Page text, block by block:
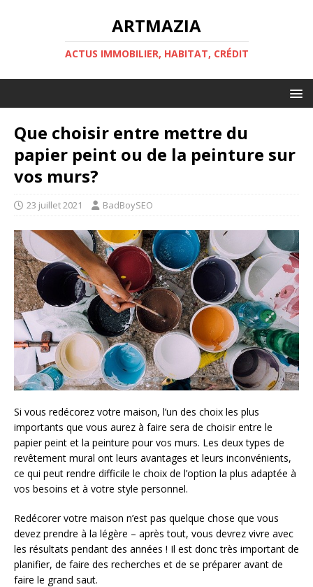
ARTMAZIA
ACTUS IMMOBILIER, HABITAT, CRÉDIT
Que choisir entre mettre du
papier peint ou de la peinture sur
vos murs?
23 juillet 2021 BadBoySEO
Si vous redécorez votre maison, l’un des choix les plus
importants que vous aurez à faire sera de choisir entre le
papier peint et la peinture pour vos murs. Les deux types de
revêtement mural ont leurs avantages et leurs inconvénients,
ce qui peut rendre difficile le choix de l’option la plus adaptée à
vos besoins et à votre style personnel.
Redécorer votre maison n’est pas quelque chose que vous
devez prendre à la légère – après tout, vous devrez vivre avec
les résultats pendant des années ! Il est donc très important de
planifier, de faire des recherches et de se préparer avant de
faire le grand saut.